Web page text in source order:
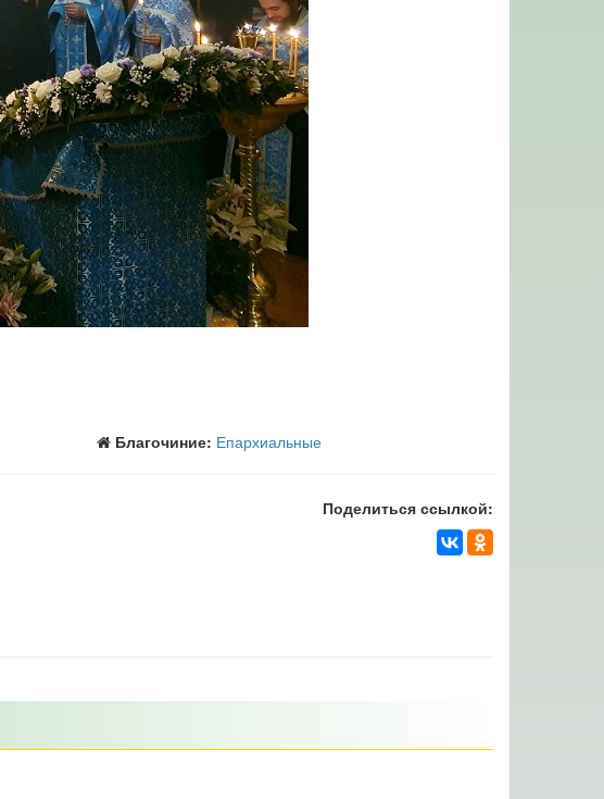
Благочиние: Епархиальные
Поделиться ссылкой: